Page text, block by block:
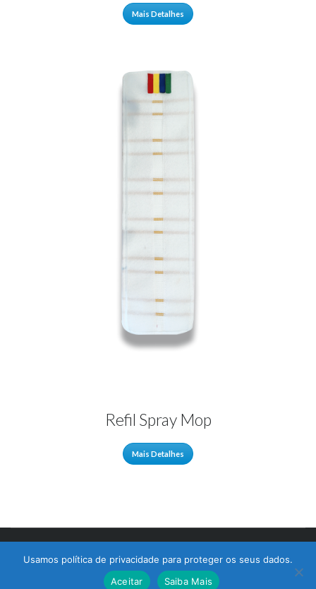
Mais Detalhes
Refil Spray Mop
Mais Detalhes
Usamos política de privacidade para proteger os seus dados.
Aceitar
Saiba Mais
Atendimento